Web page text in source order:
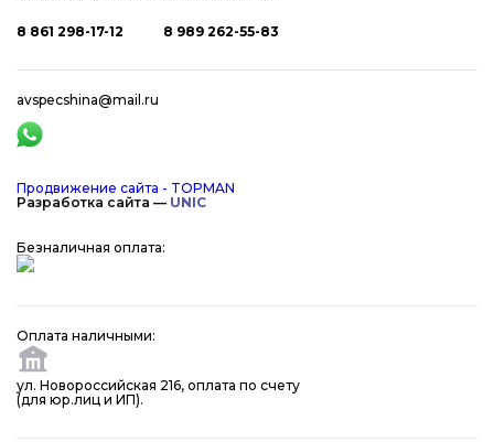
8 861 298-17-12 8 989 262-55-83
avspecshina@mail.ru
Продвижение сайта - TOPMAN
Разработка сайта — UNIC
Безналичная оплата:
Оплата наличными:
ул. Новороссийская 216, оплата по счету
(для юр.лиц и ИП).